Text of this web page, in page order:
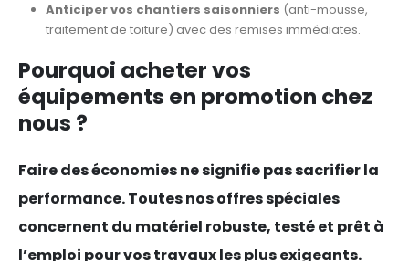
Anticiper vos chantiers saisonniers (anti-mousse,
traitement de toiture) avec des remises immédiates.
Pourquoi acheter vos
équipements en promotion chez
nous ?
Faire des économies ne signifie pas sacrifier la
performance. Toutes nos offres spéciales
concernent du matériel robuste, testé et prêt à
l’emploi pour vos travaux les plus exigeants.